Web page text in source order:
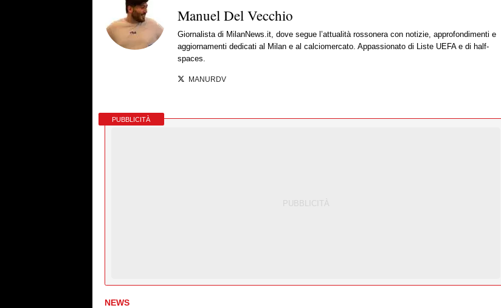
Manuel Del Vecchio
Giornalista di MilanNews.it, dove segue l’attualità rossonera con notizie, approfondimenti e
aggiornamenti dedicati al Milan e al calciomercato. Appassionato di Liste UEFA e di half-
spaces.
MANURDV
PUBBLICITÀ
NEWS